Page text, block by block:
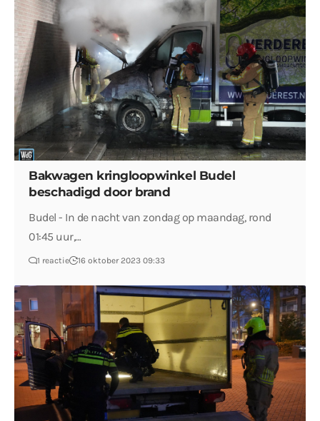
Bakwagen kringloopwinkel Budel
beschadigd door brand
Budel - In de nacht van zondag op maandag, rond
01:45 uur,…
1 reactie 16 oktober 2023 09:33